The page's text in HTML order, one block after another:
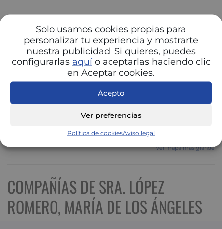
Solo usamos cookies propias para
personalizar tu experiencia y mostrarte
nuestra publicidad. Si quieres, puedes
configurarlas aquío aceptarlas haciendo clic
en Aceptar cookies.
Acepto
Ver preferencias
Política de cookiesAviso legal
Ver mapa más grande
COMPAÑÍAS DE SRA. LÓPEZ
ROMERO, MARÍA DE LOS ÁNGELES